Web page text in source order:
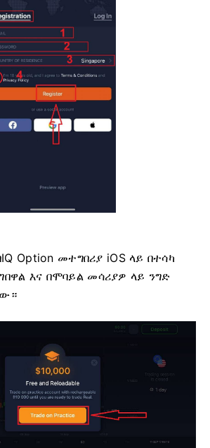
Option መተግበሪያ iOS ላይ በተሳካ
እና በሞባይል መሳሪያዎ ላይ ንግድ